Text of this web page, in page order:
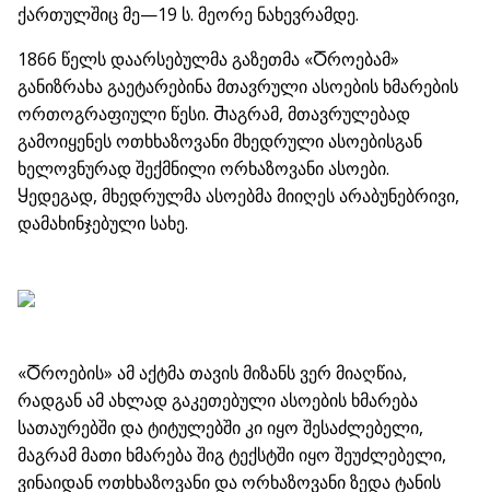
ქართულშიც მე—19 ს. მეორე ნახევრამდე.
1866 წელს დაარსებულმა გაზეთმა «Ⴃროებამ»
განიზრახა გაეტარებინა მთავრული ასოების ხმარების
ორთოგრაფიული წესი. Ⴋაგრამ, მთავრულებად
გამოიყენეს ოთხხაზოვანი მხედრული ასოებისგან
ხელოვნურად შექმნილი ორხაზოვანი ასოები.
Ⴘედეგად, მხედრულმა ასოებმა მიიღეს არაბუნებრივი,
დამახინჯებული სახე.
«Ⴃროების» ამ აქტმა თავის მიზანს ვერ მიაღწია,
რადგან ამ ახლად გაკეთებული ასოების ხმარება
სათაურებში და ტიტულებში კი იყო შესაძლებელი,
მაგრამ მათი ხმარება შიგ ტექსტში იყო შეუძლებელი,
ვინაიდან ოთხხაზოვანი და ორხაზოვანი ზედა ტანის